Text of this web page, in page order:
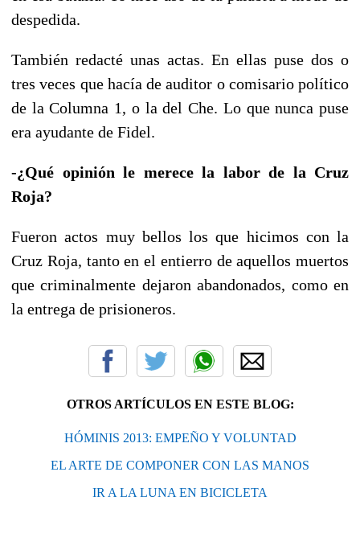
despedida.
También redacté unas actas. En ellas puse dos o
tres veces que hacía de auditor o comisario político
de la Columna 1, o la del Che. Lo que nunca puse
era ayudante de Fidel.
-¿Qué opinión le merece la labor de la Cruz
Roja?
Fueron actos muy bellos los que hicimos con la
Cruz Roja, tanto en el entierro de aquellos muertos
que criminalmente dejaron abandonados, como en
la entrega de prisioneros.
OTROS ARTÍCULOS EN ESTE BLOG:
HÓMINIS 2013: EMPEÑO Y VOLUNTAD
EL ARTE DE COMPONER CON LAS MANOS
IR A LA LUNA EN BICICLETA